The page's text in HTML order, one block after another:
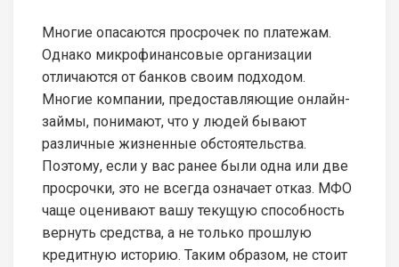
Многие опасаются просрочек по платежам.
Однако микрофинансовые организации
отличаются от банков своим подходом.
Многие компании, предоставляющие онлайн-
займы, понимают, что у людей бывают
различные жизненные обстоятельства.
Поэтому, если у вас ранее были одна или две
просрочки, это не всегда означает отказ. МФО
чаще оценивают вашу текущую способность
вернуть средства, а не только прошлую
кредитную историю. Таким образом, не стоит